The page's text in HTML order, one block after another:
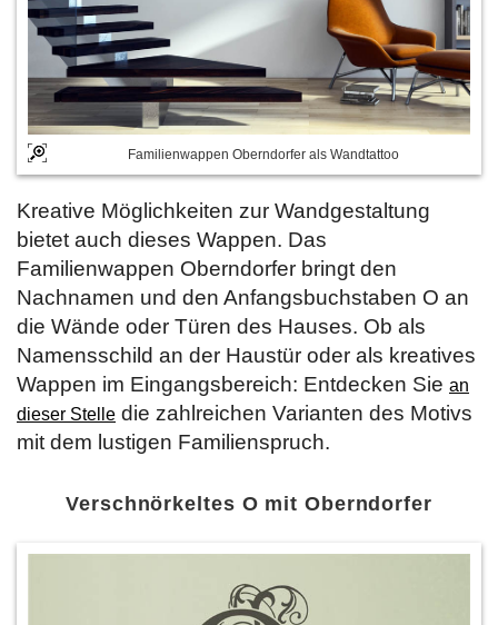
Familienwappen Oberndorfer als Wandtattoo
Kreative Möglichkeiten zur Wandgestaltung
bietet auch dieses Wappen. Das
Familienwappen Oberndorfer bringt den
Nachnamen und den Anfangsbuchstaben O an
die Wände oder Türen des Hauses. Ob als
Namensschild an der Haustür oder als kreatives
Wappen im Eingangsbereich: Entdecken Sie an
dieser Stelle die zahlreichen Varianten des Motivs
mit dem lustigen Familienspruch.
Verschnörkeltes O mit Oberndorfer